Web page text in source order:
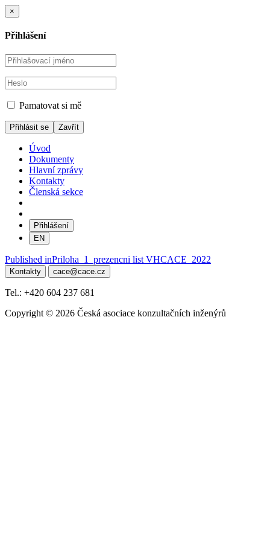
×
Přihlášení
Pamatovat si mě
Zavřít
Úvod
Dokumenty
Hlavní zprávy
Kontakty
Členská sekce
Přihlášení
EN
Navigace
pro
příspěvek
Published inPriloha_1_prezencni list VHCACE_2022
Kontakty cace@cace.cz
Tel.: +420 604 237 681
Copyright © 2026 Česká asociace konzultačních inženýrů